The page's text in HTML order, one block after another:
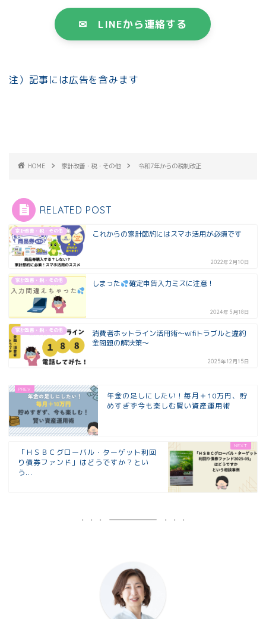
✉ LINEから連絡する
注）記事には広告を含みます
HOME 家計改善・税・その他 令和7年からの税制改正
RELATED POST
家計改善・税・その他 これからの家計節約にはスマホ活用が必須です
2022年2月10日
家計改善・税・その他 しまった 確定申告入力ミスに注意！
2024年5月18日
家計改善・税・その他
消費者ホットライン活用術～wifiトラブルと違約
金問題の解決策～
2025年12月15日
年金の足しにしたい！毎月＋10万円、貯
めすぎず今も楽しむ賢い資産運用術
「ＨＳＢＣグローバル・ターゲット利回
り債券ファンド」はどうですか？とい
う...